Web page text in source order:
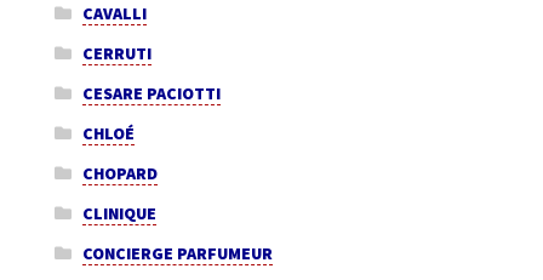
CAVALLI
CERRUTI
CESARE PACIOTTI
CHLOÉ
CHOPARD
CLINIQUE
CONCIERGE PARFUMEUR